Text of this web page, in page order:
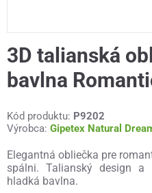
3D talianská
bavlna
Kód produktu: P9202
Výrobca: Gipetex Natural
Elegantná obliečka pre
spálni. Talianský design a
hladká bavlna.